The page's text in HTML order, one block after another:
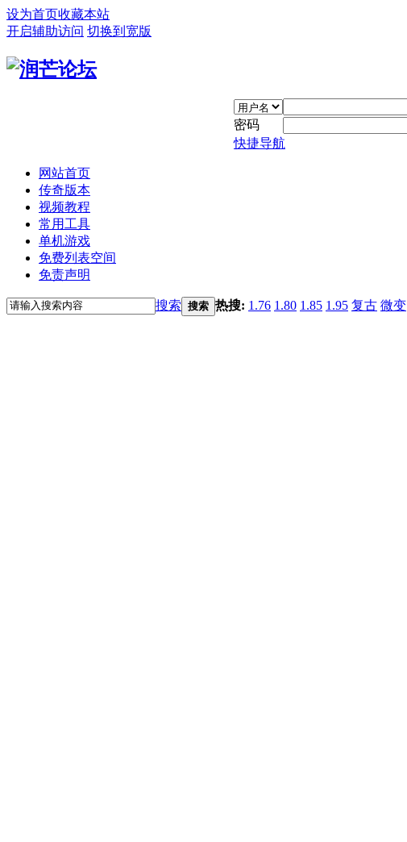
设为首页收藏本站
开启辅助访问 切换到宽版
密码
快捷导航
网站首页
传奇版本
视频教程
常用工具
单机游戏
免费列表空间
免责声明
搜索 搜索 热搜: 1.76 1.80 1.85 1.95 复古 微变